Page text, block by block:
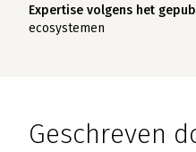
Expertise volgens het
ecosystemen
Geschreven